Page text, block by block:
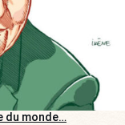
du monde…